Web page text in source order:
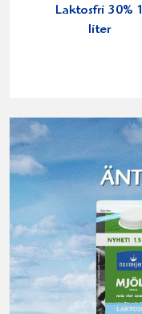
Laktosfri 30% 1
liter